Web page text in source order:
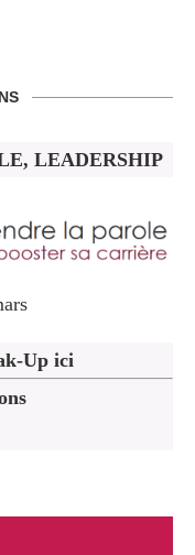
LEADERSHIP
Up ici